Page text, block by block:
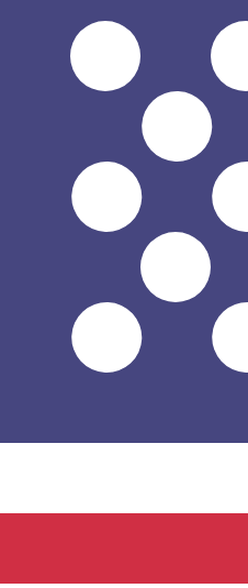
USD -الدولار الأمريكي
MZM= 0.00 001566
حدد موعد مكالمة
اشترك اليوم